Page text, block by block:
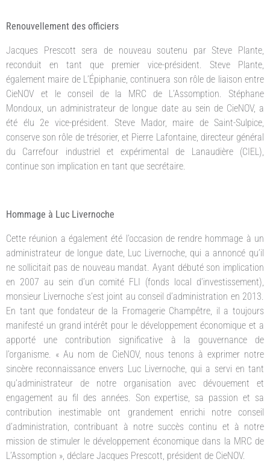
Renouvellement des officiers
Jacques Prescott sera de nouveau soutenu par Steve Plante,
reconduit en tant que premier vice-président. Steve Plante,
également maire de L’Épiphanie, continuera son rôle de liaison entre
CieNOV et le conseil de la MRC de L’Assomption. Stéphane
Mondoux, un administrateur de longue date au sein de CieNOV, a
été élu 2e vice-président. Steve Mador, maire de Saint-Sulpice,
conserve son rôle de trésorier, et Pierre Lafontaine, directeur général
du Carrefour industriel et expérimental de Lanaudière (CIEL),
continue son implication en tant que secrétaire.
Hommage à Luc Livernoche
Cette réunion a également été l’occasion de rendre hommage à un
administrateur de longue date, Luc Livernoche, qui a annoncé qu’il
ne sollicitait pas de nouveau mandat. Ayant débuté son implication
en 2007 au sein d’un comité FLI (fonds local d’investissement),
monsieur Livernoche s’est joint au conseil d’administration en 2013.
En tant que fondateur de la Fromagerie Champêtre, il a toujours
manifesté un grand intérêt pour le développement économique et a
apporté une contribution significative à la gouvernance de
l’organisme. « Au nom de CieNOV, nous tenons à exprimer notre
sincère reconnaissance envers Luc Livernoche, qui a servi en tant
qu’administrateur de notre organisation avec dévouement et
engagement au fil des années. Son expertise, sa passion et sa
contribution inestimable ont grandement enrichi notre conseil
d’administration, contribuant à notre succès continu et à notre
mission de stimuler le développement économique dans la MRC de
L’Assomption », déclare Jacques Prescott, président de CieNOV.